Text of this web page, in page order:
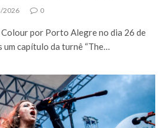
2026 0
por Porto Alegre no dia 26 de
capítulo da turnê “The…